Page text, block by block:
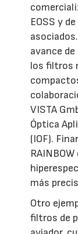
EOSS y
avance
los filtros
VISTA
Óptica
(IOF).
más
Otro
filtros de